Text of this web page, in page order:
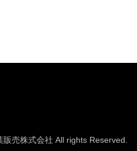
売株式会社 All rights Reserved.